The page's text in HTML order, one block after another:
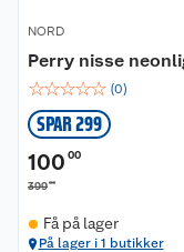
NORD
Perry nisse
☆☆☆☆☆ (0)
SPAR 299
100 00
39900
Få på lager
På lager i 1 butikker